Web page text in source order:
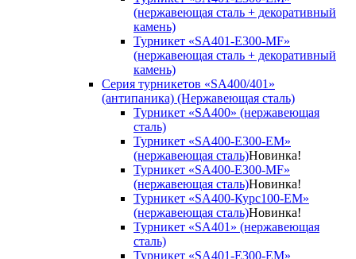
(нержавеющая сталь + декоративный
камень)
Турникет «SA401-E300-MF»
(нержавеющая сталь + декоративный
камень)
Серия турникетов «SA400/401»
(антипаника) (Нержавеющая сталь)
Турникет «SA400» (нержавеющая
сталь)
Турникет «SA400-Е300-EM»
(нержавеющая сталь)Новинка!
Турникет «SA400-Е300-MF»
(нержавеющая сталь)Новинка!
Турникет «SA400-Курс100-EM»
(нержавеющая сталь)Новинка!
Турникет «SA401» (нержавеющая
сталь)
Турникет «SA401-E300-EM»